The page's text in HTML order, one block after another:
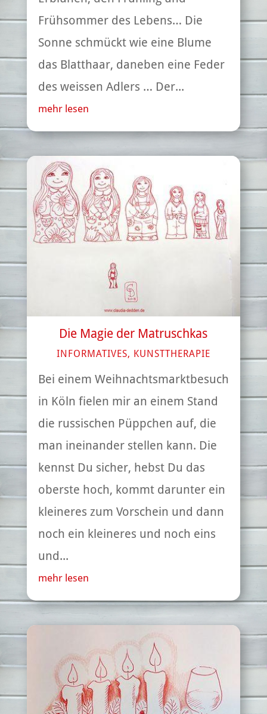
Frühsommer des Lebens… Die
Sonne schmückt wie eine Blume
das Blatthaar, daneben eine Feder
des weissen Adlers … Der...
mehr lesen
Die Magie der Matruschkas
INFORMATIVES, KUNSTTHERAPIE
Bei einem Weihnachtsmarktbesuch
in Köln fielen mir an einem Stand
die russischen Püppchen auf, die
man ineinander stellen kann. Die
kennst Du sicher, hebst Du das
oberste hoch, kommt darunter ein
kleineres zum Vorschein und dann
noch ein kleineres und noch eins
und...
mehr lesen